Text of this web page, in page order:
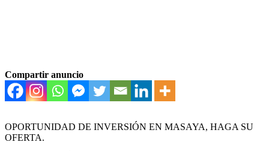
Compartir anuncio
OPORTUNIDAD DE INVERSIÓN EN MASAYA, HAGA SU
OFERTA.